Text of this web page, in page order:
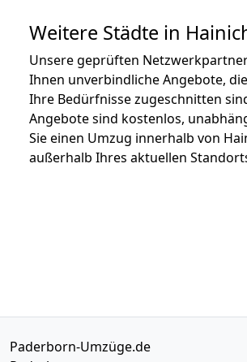
Weitere Städte in
Unsere geprüften
Ihnen unverbindliche Angebote,
Ihre Bedürfnisse zugeschnitten
Angebote sind kostenlos,
Sie einen Umzug innerhalb von
außerhalb Ihres aktuellen
Paderborn-Umzüge.de